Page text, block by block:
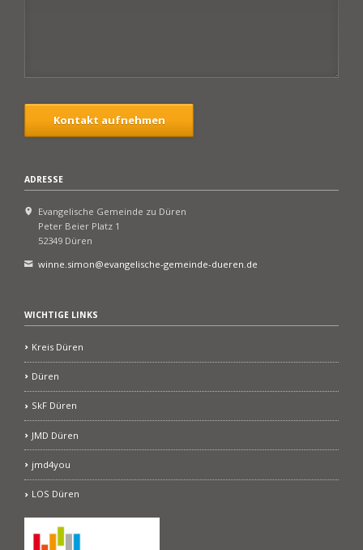
Kontakt aufnehmen
ADRESSE
Evangelische Gemeinde zu Düren
Peter Beier Platz 1
52349 Düren
winne.simon@evangelische-gemeinde-dueren.de
WICHTIGE LINKS
Kreis Düren
Düren
SkF Düren
JMD Düren
jmd4you
LOS Düren